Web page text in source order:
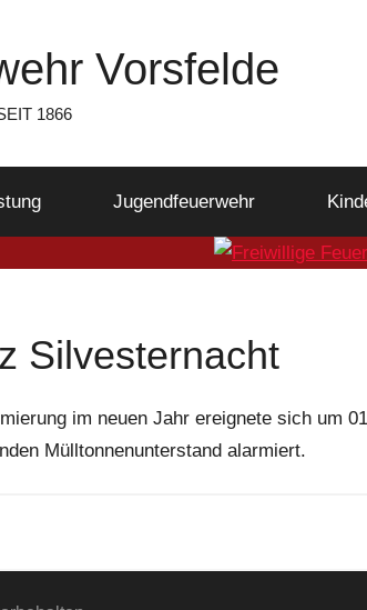
Vorsfelde
1866
Jugendfeuerwehr
Silvesternacht
im neuen Jahr ereignete sich um
Mülltonnenunterstand alarmiert.